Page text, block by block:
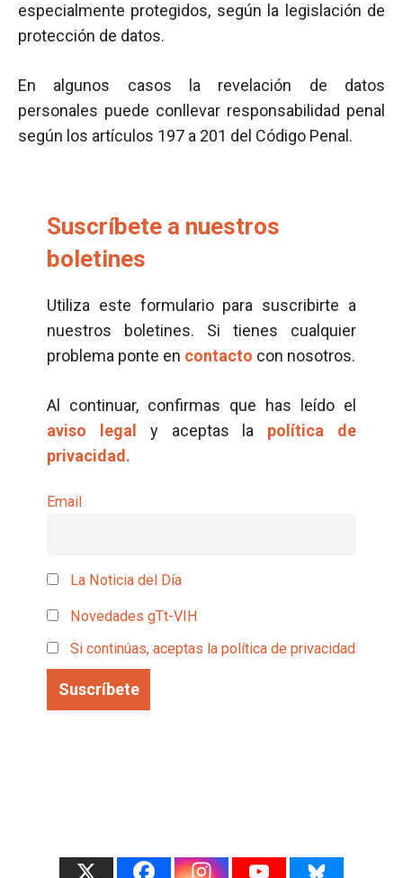
especialmente protegidos, según la legislación de
protección de datos.
En algunos casos la revelación de datos
personales puede conllevar responsabilidad penal
según los artículos 197 a 201 del Código Penal.
Suscríbete a nuestros
boletines
Utiliza este formulario para suscribirte a
nuestros boletines. Si tienes cualquier
problema ponte en contacto con nosotros.
Al continuar, confirmas que has leído el
aviso legal
y aceptas la política de
privacidad.
Email
La Noticia del Día
Novedades gTt-VIH
Si continúas, aceptas la política de privacidad